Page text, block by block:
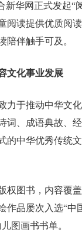
新华网正式发起“
阅读提供优质阅
陪伴触手可及。
文化事业发展
力于推动中华文
词、成语典故、
的中华优秀传统
权图书，内容覆
作品屡次入选“
图画书书单。